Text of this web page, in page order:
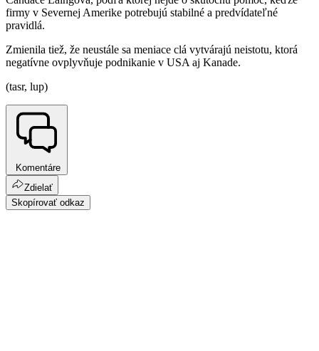
firmy v Severnej Amerike potrebujú stabilné a predvídateľné
pravidlá.
Zmienila tiež, že neustále sa meniace clá vytvárajú neistotu, ktorá
negatívne ovplyvňuje podnikanie v USA aj Kanade.
(tasr, lup)
Komentáre
Zdielať
Skopírovať odkaz